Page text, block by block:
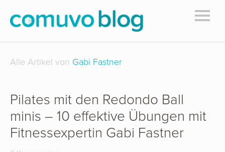
Alle Artikel von Gabi Fastner
Pilates mit den Redondo Ball
minis – 10 effektive Übungen mit
Fitnessexpertin Gabi Fastner